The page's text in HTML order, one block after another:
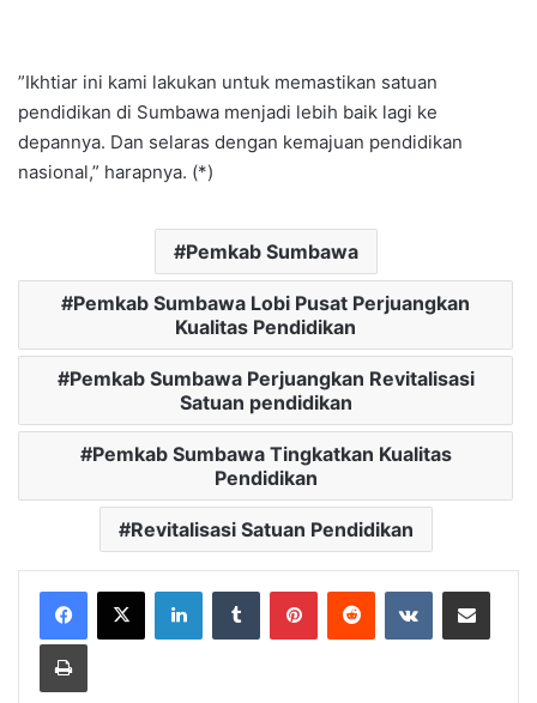
​”Ikhtiar ini kami lakukan untuk memastikan satuan
pendidikan di Sumbawa menjadi lebih baik lagi ke
depannya. Dan selaras dengan kemajuan pendidikan
nasional,” harapnya. (*)
Pemkab Sumbawa
Pemkab Sumbawa Lobi Pusat Perjuangkan
Kualitas Pendidikan
Pemkab Sumbawa Perjuangkan Revitalisasi
Satuan pendidikan
Pemkab Sumbawa Tingkatkan Kualitas
Pendidikan
Revitalisasi Satuan Pendidikan
LinkedInTumblr PinterestReddit VKontakteBagikan Lewat Email
Cetak